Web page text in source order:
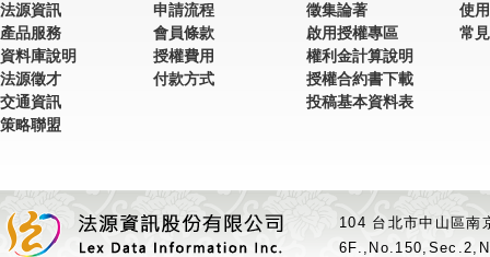
法源資訊
產品服務
資料庫說明
法源徵才
交通資訊
策略聯盟
申請流程
會員條款
授權費用
付款方式
徵集論著
啟用授權專區
權利金計算說明
授權合約書下載
投稿基本資料表
使
常
104 台北市中山區